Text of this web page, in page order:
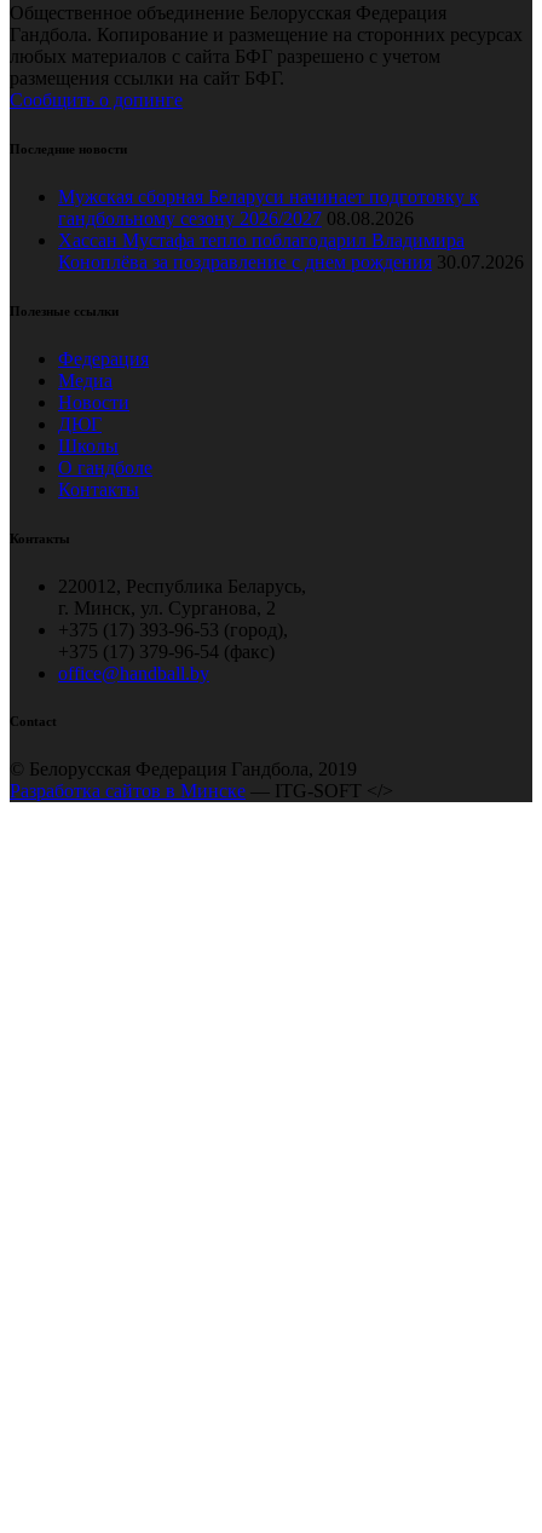
Общественное объединение Белорусская Федерация
Гандбола. Копирование и размещение на сторонних ресурсах
любых материалов с сайта БФГ разрешено с учетом
размещения ссылки на сайт БФГ.
Сообщить о допинге
Последние новости
Мужская сборная Беларуси начинает подготовку к
гандбольному сезону 2026/2027 08.08.2026
Хассан Мустафа тепло поблагодарил Владимира
Коноплёва за поздравление с днем рождения 30.07.2026
Полезные ссылки
Федерация
Медиа
Новости
ДЮГ
Школы
О гандболе
Контакты
Контакты
220012, Республика Беларусь,
г. Минск, ул. Сурганова, 2
+375 (17) 393-96-53 (город),
+375 (17) 379-96-54 (факс)
office@handball.by
Contact
© Белорусская Федерация Гандбола, 2019
Разработка сайтов в Минске — ITG-SOFT </>